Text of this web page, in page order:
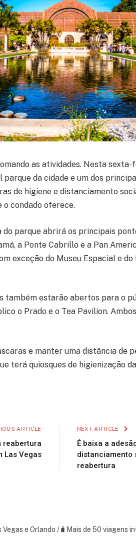
as atividades. Nesta sexta-
da cidade e um dos
de higiene e distanciamento
condado oferece.
parque abrirá os principais
a Ponte Cabrillo e a Pan
exceção do Museu Espacial e do
também estarão abertos para o
o Prado e o Tea Pavilion.
e manter uma distância de
terá quiosques de higienização
ARTICLE
reabertura
Las Vegas
NEXT ARTICLE
É baixa a
distanciamento
reabertura
Vegas e Orlando /🧳Mais de 50